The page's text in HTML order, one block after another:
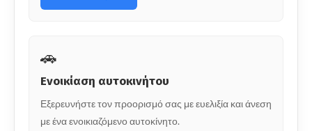
🚗
Ενοικίαση αυτοκινήτου
Εξερευνήστε τον προορισμό σας με ευελιξία και άνεση
με ένα ενοικιαζόμενο αυτοκίνητο.